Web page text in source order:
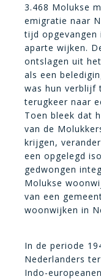
3.468 Molukse
emigratie naar
tijd opgevangen
aparte wijken.
ontslagen uit
als een
was hun verblijf
terugkeer naar
Toen bleek dat
van de
krijgen,
een opgelegd
gedwongen
Molukse
van een
woonwijken in
In de periode
Nederlanders
Indo-